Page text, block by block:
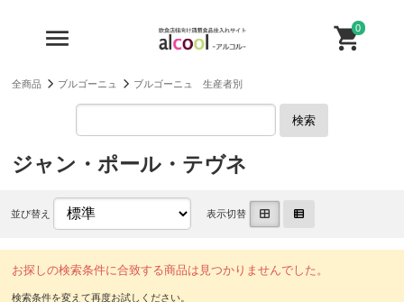
0
全商品 ブルゴーニュ ブルゴーニュ 生産者別
検索
ジャン・ポール・テヴネ
並び替え 表示切替
お探しの検索条件に合致する商品は見つかりませんでした。